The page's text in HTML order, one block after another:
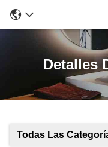
Detalles
Todas Las